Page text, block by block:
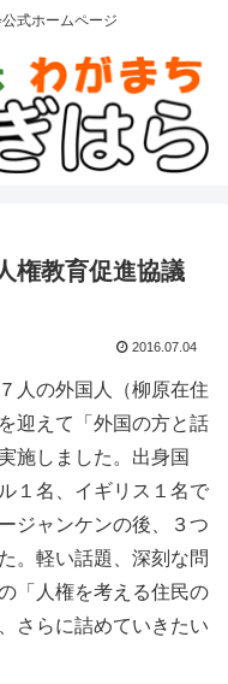
式ホームページ
権教育促進協議
2016.07.04
人の外国人（柳原在住
迎えて「外国の方と話
施しました。出身国
１名、イギリス１名で
ジャンケンの後、３つ
。軽い話題、深刻な問
「人権を考える住民の
さらに詰めていきたい